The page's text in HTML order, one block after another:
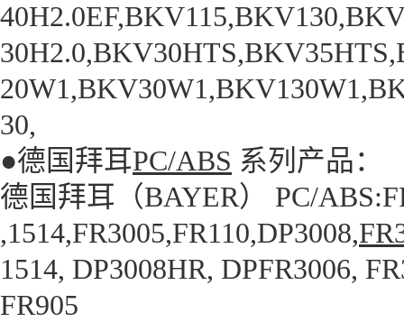
30,
●德国拜耳PC/ABS 系列产品：
德国拜耳（BAYER） PC/
,1514,FR3005,FR110,DP3008,
1514, DP3008HR, DPFR3006,
FR905